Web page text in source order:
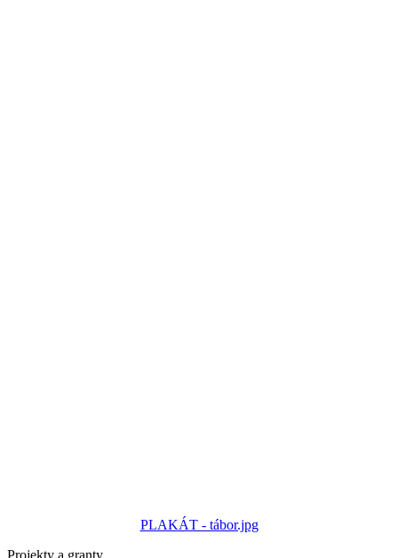
PLAKÁT - tábor.jpg